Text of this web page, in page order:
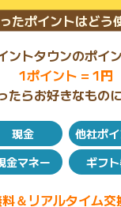
たポイントはどう
ントタウンのポイ
1ポイント = 1円
たらお好きなもの
現金
他社ポ
金マネー
ギフ
＆リアルタイム交